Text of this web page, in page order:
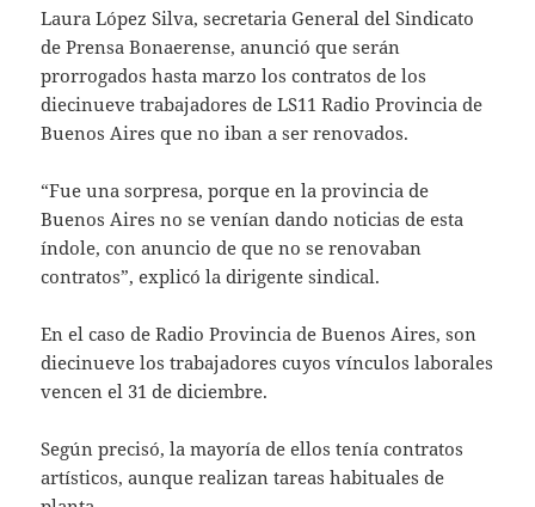
Laura López Silva, secretaria General del Sindicato
de Prensa Bonaerense, anunció que serán
prorrogados hasta marzo los contratos de los
diecinueve trabajadores de LS11 Radio Provincia de
Buenos Aires que no iban a ser renovados.
“Fue una sorpresa, porque en la provincia de
Buenos Aires no se venían dando noticias de esta
índole, con anuncio de que no se renovaban
contratos”, explicó la dirigente sindical.
En el caso de Radio Provincia de Buenos Aires, son
diecinueve los trabajadores cuyos vínculos laborales
vencen el 31 de diciembre.
Según precisó, la mayoría de ellos tenía contratos
artísticos, aunque realizan tareas habituales de